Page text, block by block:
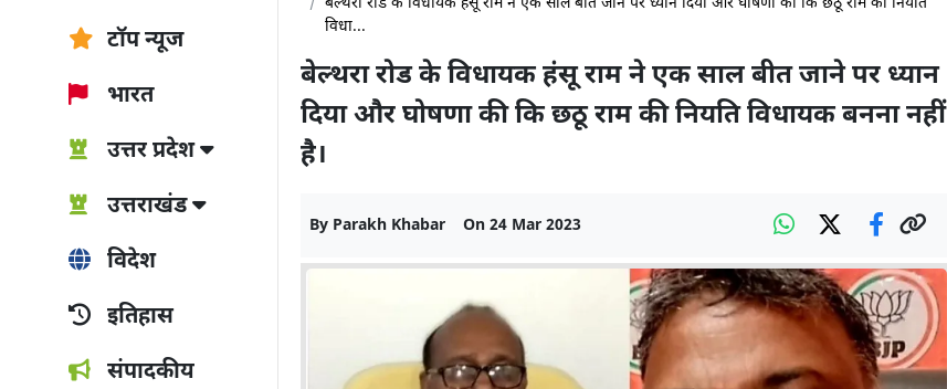
टॉप न्यूज
भारत
उत्तर प्रदेश
उत्तराखंड
विदेश
इतिहास
संपादकीय
विधा...
बेल्थरा रोड के विधायक हंसू राम ने एक साल बीत जाने पर ध्यान
दिया और घोषणा की कि छठू राम की नियति विधायक बनना नहीं
है।
By Parakh Khabar On 24 Mar 2023